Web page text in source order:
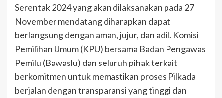
Serentak 2024 yang akan dilaksanakan pada 27
November mendatang diharapkan dapat
berlangsung dengan aman, jujur, dan adil. Komisi
Pemilihan Umum (KPU) bersama Badan Pengawas
Pemilu (Bawaslu) dan seluruh pihak terkait
berkomitmen untuk memastikan proses Pilkada
berjalan dengan transparansi yang tinggi dan